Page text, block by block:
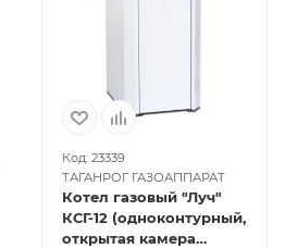
Код: 23339
ТАГАНРОГ ГАЗОАППАРАТ
Котел газовый "Луч"
КСГ-12 (одноконтурный,
открытая камера